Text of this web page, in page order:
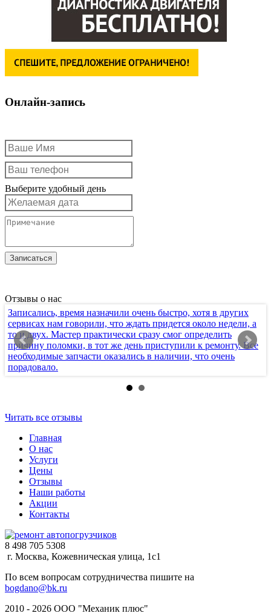
Онлайн-запись
Выберите удобный день
Отзывы о нас
Записались, время назначили очень быстро, хотя в других
сервисах нам говорили, что ждать придется около недели, а
то и двух. Мастер практически сразу смог определить
причину поломки, в тот же день приступили к ремонту. Все
необходимые запчасти оказались в наличии, что очень
порадовало.
Читать все отзывы
Главная
О нас
Услуги
Цены
Отзывы
Наши работы
Акции
Контакты
8 498 705 5308
г. Москва, Кожевническая улица, 1с1
По всем вопросам сотрудничества пишите на
bogdano@bk.ru
2010 - 2026 ООО "Механик плюс"